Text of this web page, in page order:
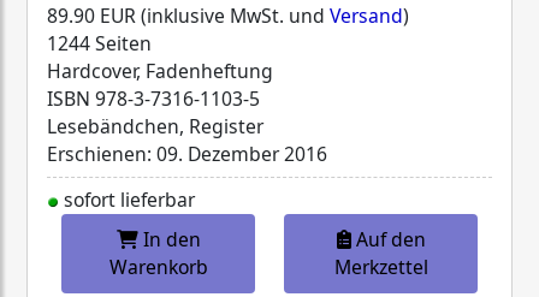
89.90 EUR (inklusive MwSt. und Versand)
1244 Seiten
Hardcover, Fadenheftung
ISBN 978-3-7316-1103-5
Lesebändchen, Register
Erschienen: 09. Dezember 2016
sofort lieferbar
In den
Warenkorb
Auf den
Merkzettel